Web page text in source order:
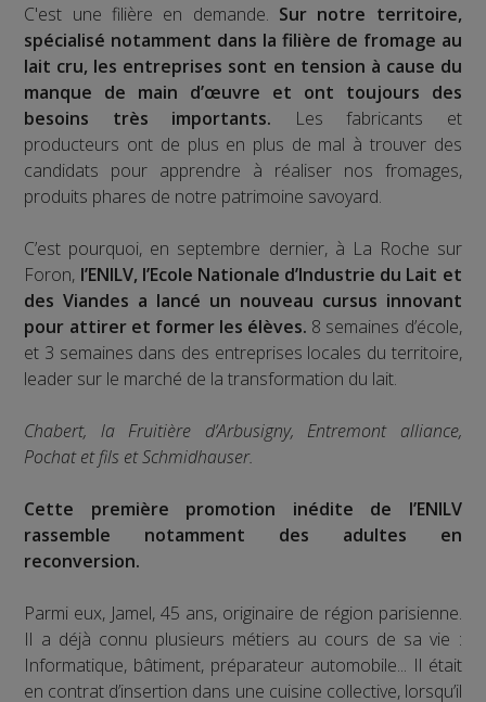
C'est une filière en demande. Sur notre territoire,
spécialisé notamment dans la filière de fromage au
lait cru, les entreprises sont en tension à cause du
manque de main d’œuvre et ont toujours des
besoins très importants. Les fabricants et
producteurs ont de plus en plus de mal à trouver des
candidats pour apprendre à réaliser nos fromages,
produits phares de notre patrimoine savoyard.
C’est pourquoi, en septembre dernier, à La Roche sur
Foron, l’ENILV, l’Ecole Nationale d’Industrie du Lait et
des Viandes a lancé un nouveau cursus innovant
pour attirer et former les élèves. 8 semaines d’école,
et 3 semaines dans des entreprises locales du territoire,
leader sur le marché de la transformation du lait.
Chabert, la Fruitière d’Arbusigny, Entremont alliance,
Pochat et fils et Schmidhauser.
Cette première promotion inédite de l’ENILV
rassemble notamment des adultes en
reconversion.
Parmi eux, Jamel, 45 ans, originaire de région parisienne.
Il a déjà connu plusieurs métiers au cours de sa vie :
Informatique, bâtiment, préparateur automobile... Il était
en contrat d’insertion dans une cuisine collective, lorsqu’il